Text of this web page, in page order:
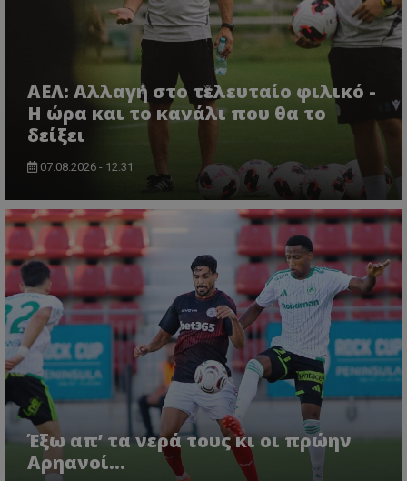
ΑΕΛ: Αλλαγή στο τελευταίο φιλικό -
Η ώρα και το κανάλι που θα το
δείξει
07.08.2026 - 12:31
Έξω απ’ τα νερά τους κι οι πρώην
Αρηανοί…